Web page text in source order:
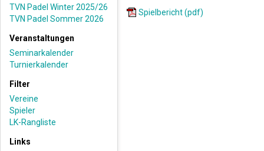
TVN Padel Winter 2025/26
TVN Padel Sommer 2026
Veranstaltungen
Seminarkalender
Turnierkalender
Filter
Vereine
Spieler
LK-Rangliste
Links
Spielbericht (pdf)